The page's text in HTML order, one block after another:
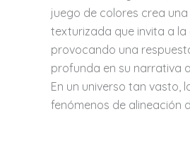
juego de colores crea
texturizada que invita a
provocando una
profunda en su narrativa
En un universo tan vasto,
fenómenos de alineación